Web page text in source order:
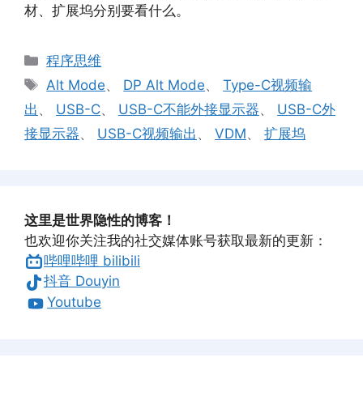
材、扩展坞分别要看什么。
分
类
程序思维
标
签
Alt Mode、 DP Alt Mode、Type-C视频输
出 、 USB-C、 USB-C不能外接显示器、 USB-C外
接显示器、 USB-C视频输出 、 VDM、 扩展坞
这里是世界隐性的博客！
也欢迎你关注我的社交媒体账号获取最新的更新：
哔哩哔哩 bilibili
抖音 Douyin
Youtube